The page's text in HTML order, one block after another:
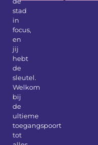
stad
in
focus,
en
jij
hebt
de
sleutel.
Welkom
bij
de
ultieme
toegangspoort
tot